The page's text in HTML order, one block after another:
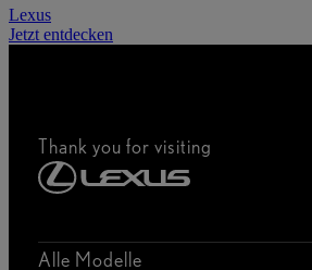
Lexus
Jetzt entdecken
Thank you for visiting
Alle Modelle